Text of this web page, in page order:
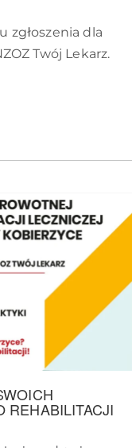
zgłoszenia dla
Twój Lekarz.
REHABILITACJI